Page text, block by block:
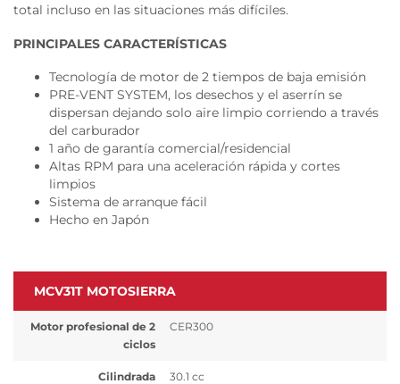
total incluso en las situaciones más difíciles.
PRINCIPALES CARACTERÍSTICAS
Tecnología de motor de 2 tiempos de baja emisión
PRE-VENT SYSTEM, los desechos y el aserrín se
dispersan dejando solo aire limpio corriendo a través
del carburador
1 año de garantía comercial/residencial
Altas RPM para una aceleración rápida y cortes
limpios
Sistema de arranque fácil
Hecho en Japón
MCV31T MOTOSIERRA
Motor profesional de 2
ciclos
CER300
Cilindrada 30.1 cc